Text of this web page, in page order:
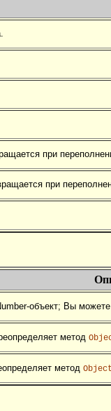
при
при
объект; Вы
метод
метод